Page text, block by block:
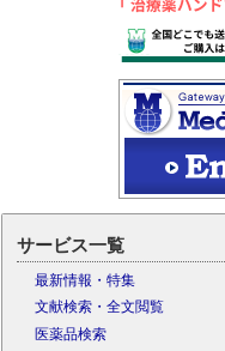
サービス一覧
最新情報・特集
文献検索・全文閲覧
医薬品検索